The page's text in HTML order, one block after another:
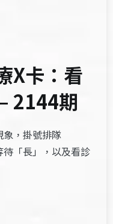
X卡：看
2144期
象，掛號排隊
待「長」，以及看診